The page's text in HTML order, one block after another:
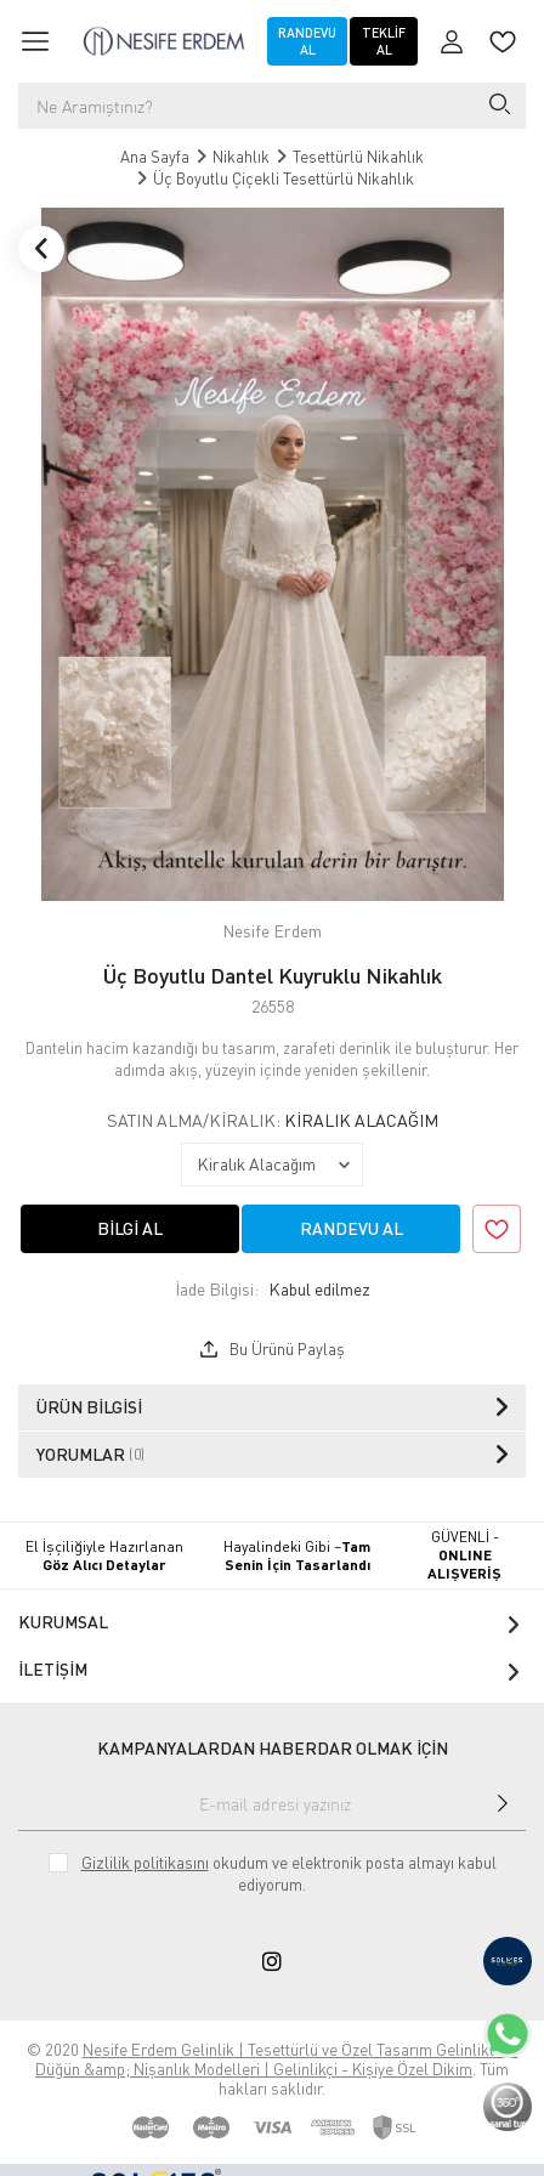
RANDEVU
AL
TEKLIF
AL
Ana Sayfa Nikahlık
Tesettürlü Nikahlık
Üç Boyutlu Çiçekli Tesettürlü Nikahlık
Nesife Erdem
Üç Boyutlu Dantel Kuyruklu Nikahlık
26558
Dantelin hacim kazandığı bu tasarım, zarafeti derinlik ile buluşturur. Her
adımda akış, yüzeyin içinde yeniden şekillenir.
SATIN ALMA/KIRALIK: KIRALIK ALACAĞIM
BILGI AL RANDEVU AL
İade Bilgisi:
Bu Ürünü Paylaş
ÜRÜN BILGISI
YORUMLAR (0)
El İşçiliğiyle Hazırlanan
Göz Alıcı Detaylar
Hayalindeki Gibi –Tam
Senin İçin Tasarlandı
GÜVENLİ -
ONLINE
ALIŞVERİŞ
KURUMSAL
İLETİŞİM
KAMPANYALARDAN HABERDAR OLMAK İÇİN
Gizlilik politikasını okudum ve elektronik posta almayı kabul
ediyorum.
© 2020 Nesife Erdem Gelinlik | Tesettürlü ve Özel Tasarım Gelinlikler |
Düğün &amp; Nişanlık Modelleri | Gelinlikçi - Kişiye Özel Dikim. Tüm
hakları saklıdır.